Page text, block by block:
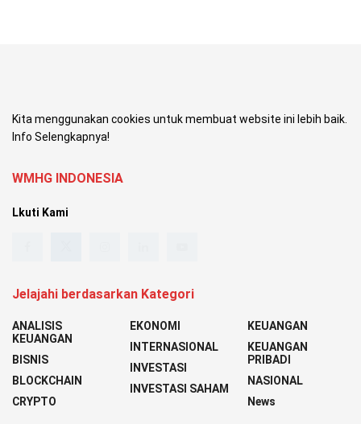
Kita menggunakan cookies untuk membuat website ini lebih baik.
Info Selengkapnya!
WMHG INDONESIA
Lkuti Kami
Jelajahi berdasarkan Kategori
ANALISIS
KEUANGAN
BISNIS
BLOCKCHAIN
CRYPTO
EKONOMI
INTERNASIONAL
INVESTASI
INVESTASI SAHAM
KEUANGAN
KEUANGAN
PRIBADI
NASIONAL
News